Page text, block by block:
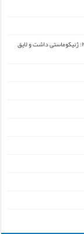
انتقاد تند یوتیوبر کانادایی از قهرمانی سمسون داودا در مستر المپیا ۲۰۲۴: ژنیکوماستی داشت و لایق